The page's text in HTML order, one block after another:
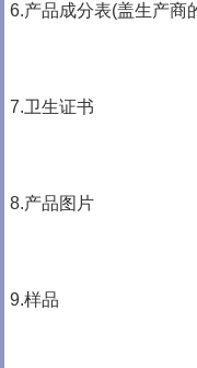
6.产品成分表(盖生产商
7.卫生证书
8.产品图片
9.样品